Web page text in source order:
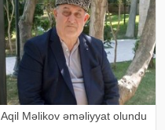
Aqil Məlikov əməliyyat olundu